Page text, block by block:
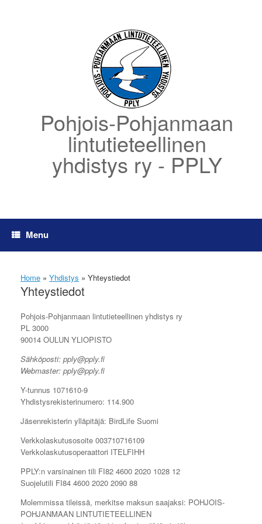
Pohjois-Pohjanmaan
lintutieteellinen
yhdistys ry - PPLY
Menu
Home » Yhdistys » Yhteystiedot
Yhteystiedot
Pohjois-Pohjanmaan lintutieteellinen yhdistys ry
PL 3000
90014 OULUN YLIOPISTO
Sähköposti: pply@pply.fi
Webmaster: pply@pply.fi
Y-tunnus 1071610-9
Yhdistysrekisterinumero: 114.900
Jäsenrekisterin ylläpitäjä: BirdLife Suomi
Verkkolaskutusosoite 003710716109
Verkkolaskutusoperaattori ITELFIHH
PPLY:n varsinainen tili FI82 4600 2020 1028 12
Suojelutili FI84 4600 2020 2090 88
Molemmissa tileissä, merkitse maksun saajaksi: POHJOIS-
POHJANMAAN LINTUTIETEELLINEN